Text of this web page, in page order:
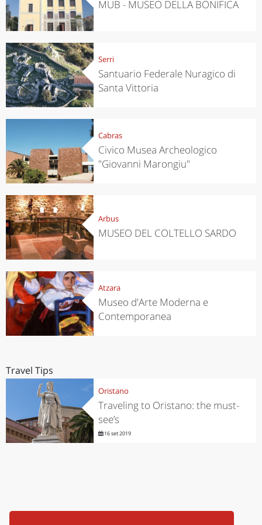
MUB - MUSEO DELLA BONIFICA
Serri
Santuario Federale Nuragico di
Santa Vittoria
Cabras
Civico Musea Archeologico
"Giovanni Marongiu"
Arbus
MUSEO DEL COLTELLO SARDO
Atzara
Museo d'Arte Moderna e
Contemporanea
Travel Tips
Oristano
Traveling to Oristano: the must-
see’s
16 set 2019